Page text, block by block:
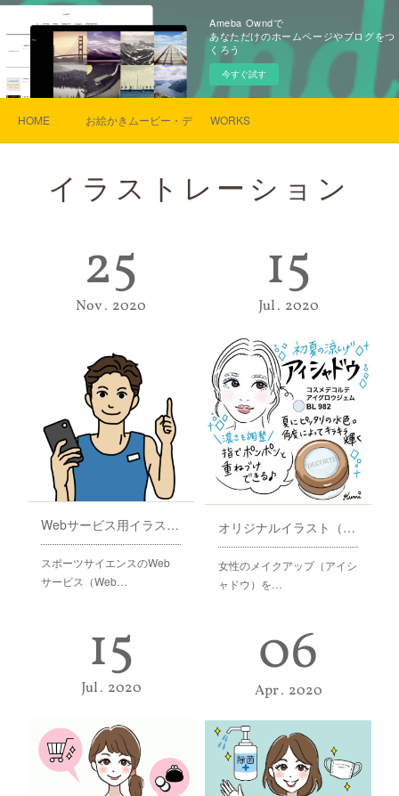
Ameba Owndで
あなただけのホームページやブログをつ
くろう
今すぐ試す
HOME お絵かきムービー・デザイン・似顔絵
WORKS
イラストレーション
25
Nov 2020
Webサービス用イラストレーション
スポーツサイエンスのWeb
サービス（Web…
15
Jul 2020
オリジナルイラスト（女性のメイクアップ）
女性のメイクアップ（アイシ
ャドウ）を…
15
Jul 2020 06
Apr 2020